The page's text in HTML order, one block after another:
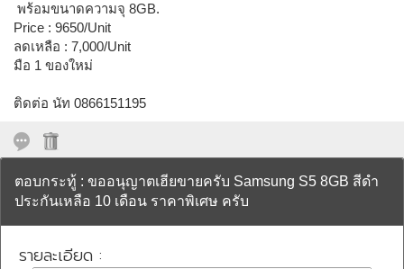
 พร้อมขนาดความจุ 8GB.
Price : 9650/Unit
ลดเหลือ : 7,000/Unit
มือ 1 ของใหม่
ติดต่อ นัท 0866151195
ตอบกระทู้ : ขออนุญาตเฮียขายครับ Samsung S5 8GB สีดำ
ประกันเหลือ 10 เดือน ราคาพิเศษ ครับ
รายละเอียด :